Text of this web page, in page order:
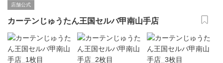
店舗公式
カーテンじゅうたん王国セルバ甲南山手店